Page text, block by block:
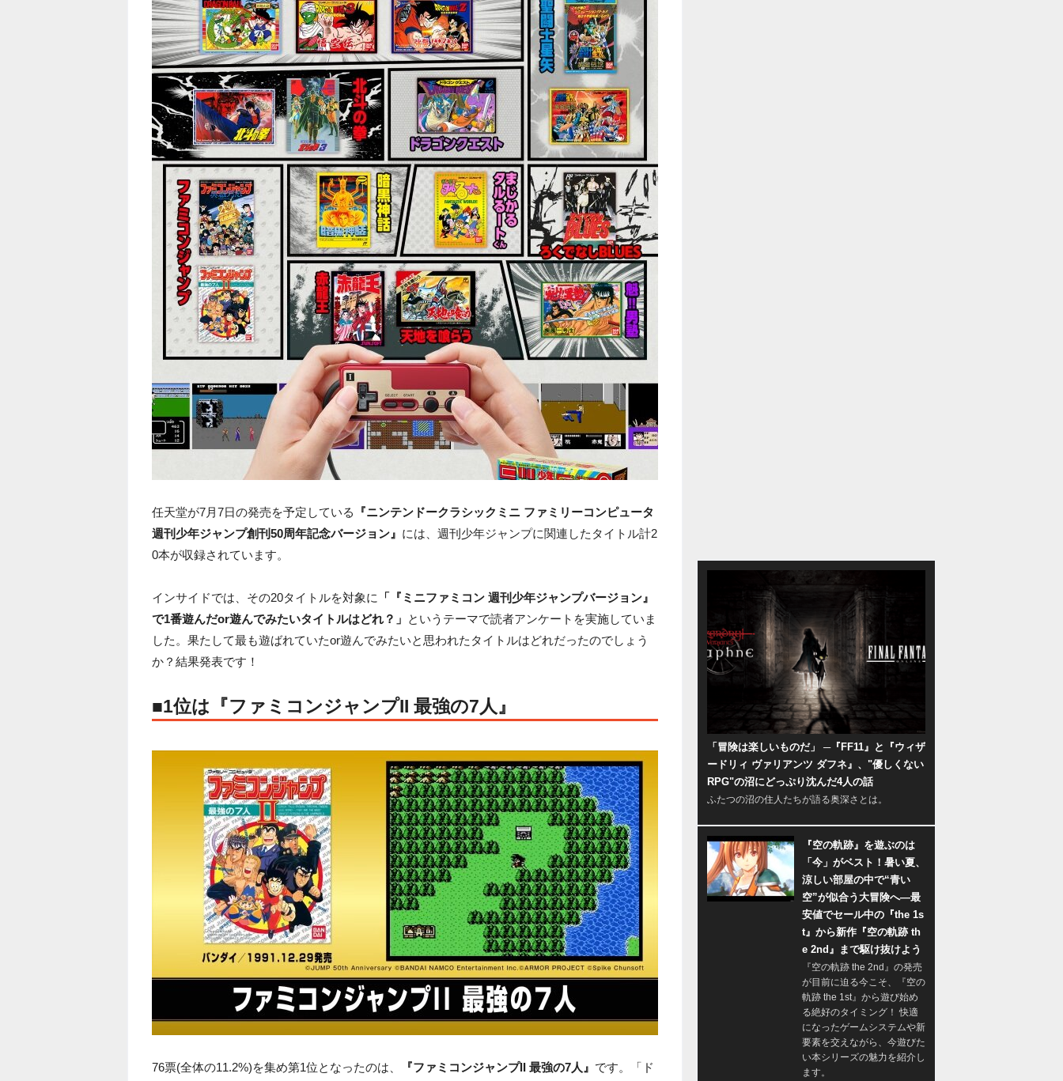
任天堂が7月7日の発売を予定している
『ニンテンドークラシックミニ ファミリーコンピュータ
週刊少年ジャンプ創刊50周年記念バージョン』 には、週刊少年ジャンプに関連したタイトル計2
0本が収録されています。
インサイドでは、その20タイトルを対象に
「『ミニファミコン 週刊少年ジャンプバージョン』
で1番遊んだor遊んでみたいタイトルはどれ？」 というテーマで読者アンケートを実施していま
した。果たして最も遊ばれていたor遊んでみたいと思われたタイトルはどれだったのでしょう
か？結果発表です！
■1位は『ファミコンジャンプII 最強の7人』
76票(全体の11.2%)を集め第1位となったのは、 『ファミコンジャンプII 最強の7人』 です。「ド
「冒険は楽しいものだ」 ─『FF11』と『ウィザ
ードリィ ヴァリアンツ ダフネ』、"優しくない
RPG"の沼にどっぷり沈んだ4人の話
ふたつの沼の住人たちが語る奥深さとは。
『空の軌跡』を遊ぶのは
「今」がベスト！暑い夏、
涼しい部屋の中で“青い
空”が似合う大冒険へ―最
安値でセール中の『the 1s
t』から新作『空の軌跡 th
e 2nd』まで駆け抜けよう
『空の軌跡 the 2nd』の発売
が目前に迫る今こそ、『空の
軌跡 the 1st』から遊び始め
る絶好のタイミング！ 快適
になったゲームシステムや新
要素を交えながら、今遊びた
い本シリーズの魅力を紹介し
ます。